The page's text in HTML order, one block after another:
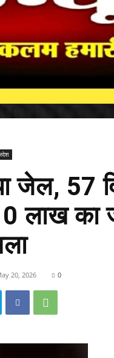
जेल, 57
लाख का
20, 2026 0